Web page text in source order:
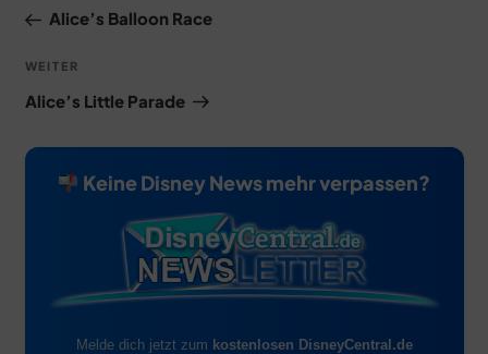
Beitrag
Alice’s Balloon Race
Nächster
Beitrag
WEITER
Alice’s Little Parade
Keine Disney News mehr verpassen?
Melde dich jetzt zum kostenlosen DisneyCentral.de